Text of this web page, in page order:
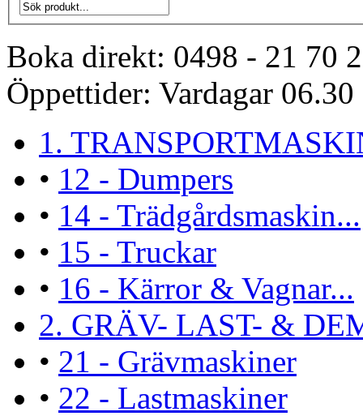
Boka direkt: 0498 - 21 70
Öppettider: Vardagar
1.
• 12 - Dumpers
• 14 - Trädgårdsmaskin...
• 15 - Truckar
• 16 - Kärror & Vagnar...
2. GRÄV- LAST- &
• 21 - Grävmaskiner
• 22 - Lastmaskiner